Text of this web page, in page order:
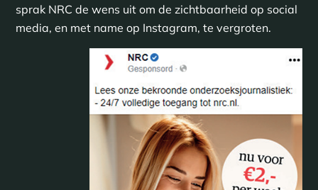
sprak NRC de wens uit om de zichtbaarheid op social
media, en met name op Instagram, te vergroten.